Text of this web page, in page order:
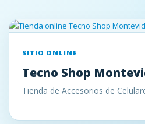
SITIO ONLINE
Tecno Shop
Tienda de Accesorios de